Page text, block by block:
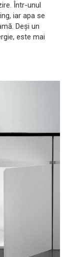
Într-unul
iar apa se
Deși un
este mai